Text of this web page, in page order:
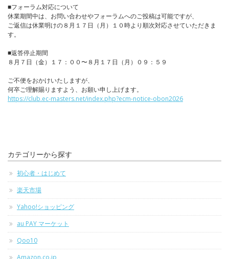
■フォーラム対応について
休業期間中は、お問い合わせやフォーラムへのご投稿は可能ですが、
ご返信は休業明けの８月１７日（月）１０時より順次対応させていただきま
す。
■返答停止期間
８月７日（金）１７：００〜８月１７日（月）０９：５９
ご不便をおかけいたしますが、
何卒ご理解賜りますよう、お願い申し上げます。
https://club.ec-masters.net/index.php?ecm-notice-obon2026
カテゴリーから探す
初心者・はじめて
楽天市場
Yahoo!ショッピング
au PAY マーケット
Qoo10